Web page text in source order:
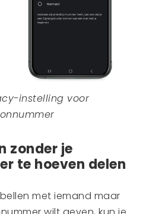
instelling voor
zonder je
te hoeven delen
met iemand maar